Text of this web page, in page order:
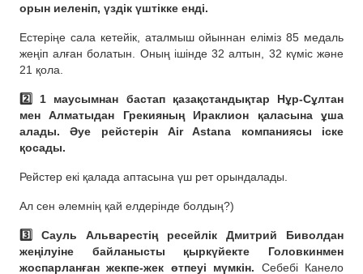
орын иеленіп, үздік үштікке енді.
Естеріңе сала кетейік, аталмыш ойыннан еліміз 85 медаль
жеңіп алған болатын. Оның ішінде 32 алтын, 32 күміс және
21 қола.
2️⃣ 1 маусымнан бастап қазақстандықтар Нұр-Сұлтан
мен Алматыдан Грекияның Ираклион қаласына ұша
алады. Әуе рейстерін Air Astana компаниясы іске
қосады.
Рейстер екі қалада аптасына үш рет орындалады.
Ал сен әлемнің қай елдерінде болдың?)
3️⃣ Сауль Альварестің ресейлік Дмитрий Биволдан
жеңілуіне байланысты қыркүйекте Головкинмен
жоспарланған жекпе-жек өтпеуі мүмкін. Себебі Канело